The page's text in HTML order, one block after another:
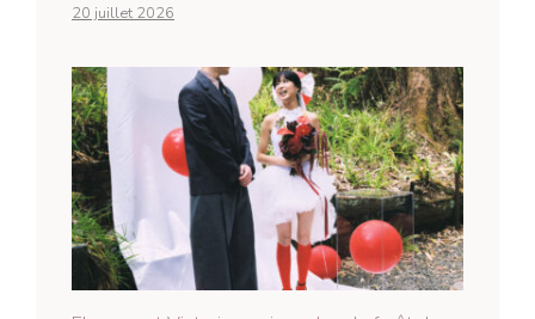
20 juillet 2026